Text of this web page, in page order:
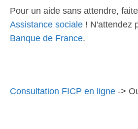
Pour un aide sans attendre,
Assistance sociale ! N'attendez
Banque de France.
Consultation FICP en ligne ->